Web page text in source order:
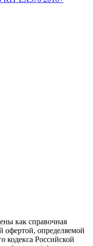
как справочная
офертой, определяемой
кодекса Российской